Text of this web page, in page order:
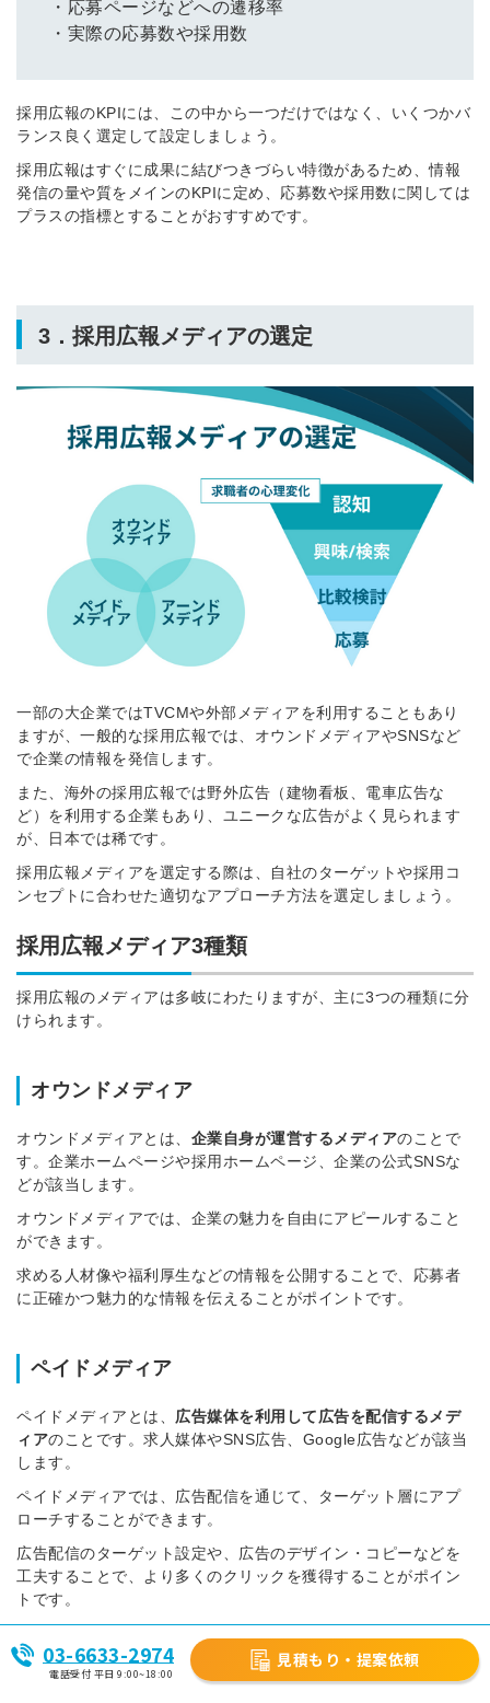
・応募ページなどへの遷移率
・実際の応募数や採用数
採用広報のKPIには、この中から一つだけではなく、いくつかバ
ランス良く選定して設定しましょう。
採用広報はすぐに成果に結びつきづらい特徴があるため、情報
発信の量や質をメインのKPIに定め、応募数や採用数に関しては
プラスの指標とすることがおすすめです。
3．採用広報メディアの選定
一部の大企業ではTVCMや外部メディアを利用することもあり
ますが、一般的な採用広報では、オウンドメディアやSNSなど
で企業の情報を発信します。
また、海外の採用広報では野外広告（建物看板、電車広告な
ど）を利用する企業もあり、ユニークな広告がよく見られます
が、日本では稀です。
採用広報メディアを選定する際は、自社のターゲットや採用コ
ンセプトに合わせた適切なアプローチ方法を選定しましょう。
採用広報メディア3種類
採用広報のメディアは多岐にわたりますが、主に3つの種類に分
けられます。
オウンドメディア
オウンドメディアとは、 企業自身が運営するメディアのことで
す。企業ホームページや採用ホームページ、企業の公式SNSな
どが該当します。
オウンドメディアでは、企業の魅力を自由にアピールすること
ができます。
求める人材像や福利厚生などの情報を公開することで、応募者
に正確かつ魅力的な情報を伝えることがポイントです。
ペイドメディア
ペイドメディアとは、 広告媒体を利用して広告を配信するメデ
ィアのことです。求人媒体やSNS広告、Google広告などが該当
します。
ペイドメディアでは、広告配信を通じて、ターゲット層にアプ
ローチすることができます。
広告配信のターゲット設定や、広告のデザイン・コピーなどを
工夫することで、より多くのクリックを獲得することがポイン
トです。
アーンドメディア
03-6633-2974
電話受付 平日 9:00~18:00
見積もり・提案依頼